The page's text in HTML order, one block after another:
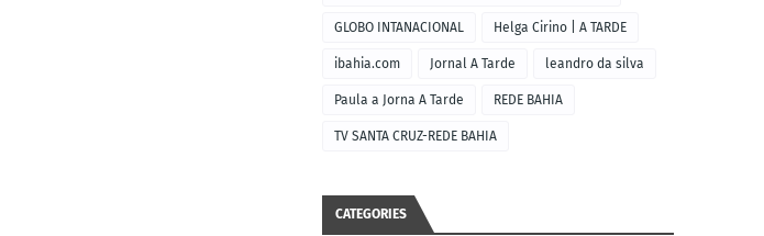
GLOBO INTANACIONAL Helga Cirino | A TARDE
ibahia.com Jornal A Tarde leandro da silva
Paula a Jorna A Tarde REDE BAHIA
TV SANTA CRUZ-REDE BAHIA
CATEGORIES